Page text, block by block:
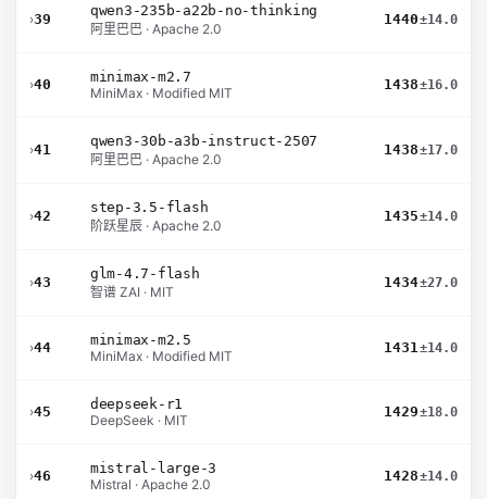
›39
qwen3-235b-a22b-no-thinking
阿里巴巴 · Apache 2.0
1440±14.0
›40
minimax-m2.7
MiniMax · Modified MIT
1438±16.0
›41
qwen3-30b-a3b-instruct-2507
阿里巴巴 · Apache 2.0
1438±17.0
›42
step-3.5-flash
阶跃星辰 · Apache 2.0
1435±14.0
›43
glm-4.7-flash
智谱 ZAI · MIT
1434±27.0
›44
minimax-m2.5
MiniMax · Modified MIT
1431±14.0
›45
deepseek-r1
DeepSeek · MIT
1429±18.0
›46
mistral-large-3
Mistral · Apache 2.0
1428±14.0